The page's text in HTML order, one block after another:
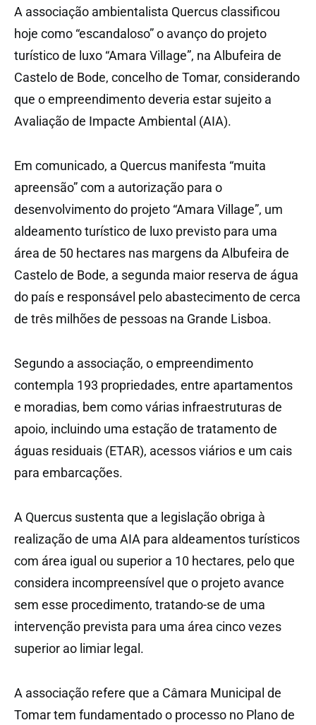
A associação ambientalista Quercus classificou
hoje como “escandaloso” o avanço do projeto
turístico de luxo “Amara Village”, na Albufeira de
Castelo de Bode, concelho de Tomar, considerando
que o empreendimento deveria estar sujeito a
Avaliação de Impacte Ambiental (AIA).
Em comunicado, a Quercus manifesta “muita
apreensão” com a autorização para o
desenvolvimento do projeto “Amara Village”, um
aldeamento turístico de luxo previsto para uma
área de 50 hectares nas margens da Albufeira de
Castelo de Bode, a segunda maior reserva de água
do país e responsável pelo abastecimento de cerca
de três milhões de pessoas na Grande Lisboa.
Segundo a associação, o empreendimento
contempla 193 propriedades, entre apartamentos
e moradias, bem como várias infraestruturas de
apoio, incluindo uma estação de tratamento de
águas residuais (ETAR), acessos viários e um cais
para embarcações.
A Quercus sustenta que a legislação obriga à
realização de uma AIA para aldeamentos turísticos
com área igual ou superior a 10 hectares, pelo que
considera incompreensível que o projeto avance
sem esse procedimento, tratando-se de uma
intervenção prevista para uma área cinco vezes
superior ao limiar legal.
A associação refere que a Câmara Municipal de
Tomar tem fundamentado o processo no Plano de